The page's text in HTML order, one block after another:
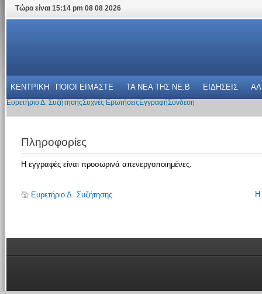
Τώρα είναι 15:14 pm 08 08 2026
ΚΕΝΤΡΙΚΗ ΠΟΙΟΙ ΕΙΜΑΣΤΕ ΤΑ ΝΕΑ THΣ NE.B ΕΙΔΗΣΕΙΣ
Ευρετήριο Δ. ΣυζήτησηςΣυχνές Ερωτήσεις ΕγγραφήΣύνδεση
Πληροφορίες
Η εγγραφές είναι προσωρινά απενεργοποιημένες.
Ευρετήριο Δ. Συζήτησης Η